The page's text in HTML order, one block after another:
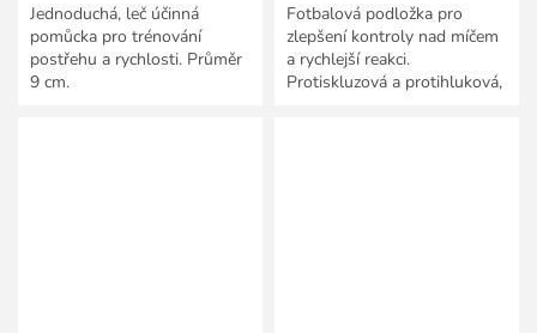
Jednoduchá, leč účinná
pomůcka pro trénování
postřehu a rychlosti. Průměr
9 cm.
Fotbalová podložka pro
zlepšení kontroly nad míčem
a rychlejší reakci.
Protiskluzová a protihluková,